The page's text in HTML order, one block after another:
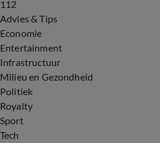
112
Advies & Tips
Economie
Entertainment
Infrastructuur
Milieu en Gezondheid
Politiek
Royalty
Sport
Tech